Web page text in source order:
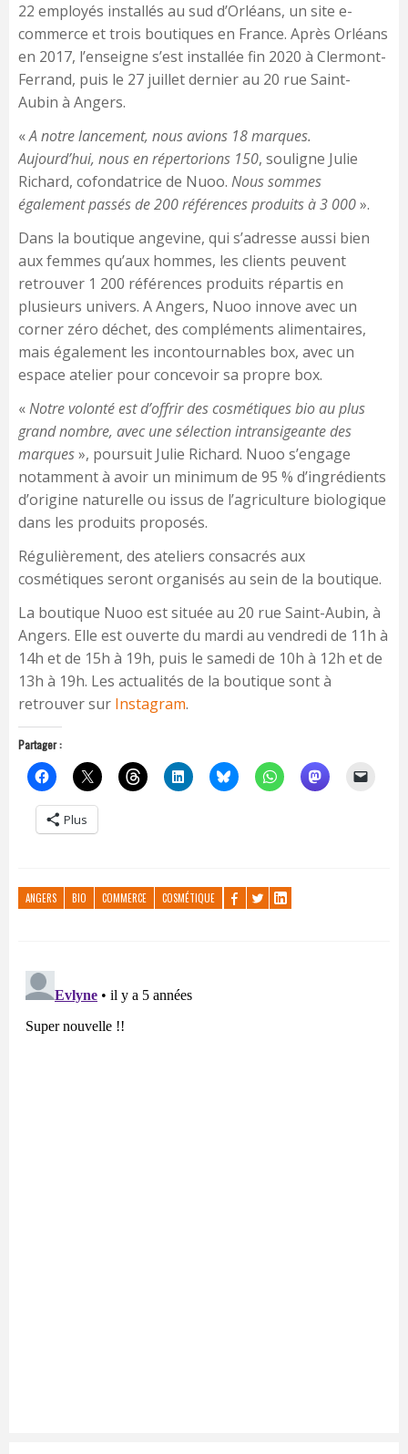
22 employés installés au sud d’Orléans, un site e-
commerce et trois boutiques en France. Après Orléans
en 2017, l’enseigne s’est installée fin 2020 à Clermont-
Ferrand, puis le 27 juillet dernier au 20 rue Saint-
Aubin à Angers.
«A notre lancement, nous avions 18 marques.
Aujourd’hui, nous en répertorions 150, souligne Julie
Richard, cofondatrice de Nuoo. Nous sommes
également passés de 200 références produits à 3 000».
Dans la boutique angevine, qui s’adresse aussi bien
aux femmes qu’aux hommes, les clients peuvent
retrouver 1 200 références produits répartis en
plusieurs univers. A Angers, Nuoo innove avec un
corner zéro déchet, des compléments alimentaires,
mais également les incontournables box, avec un
espace atelier pour concevoir sa propre box.
«Notre volonté est d’offrir des cosmétiques bio au plus
grand nombre, avec une sélection intransigeante des
marques», poursuit Julie Richard. Nuoo s’engage
notamment à avoir un minimum de 95 % d’ingrédients
d’origine naturelle ou issus de l’agriculture biologique
dans les produits proposés.
Régulièrement, des ateliers consacrés aux
cosmétiques seront organisés au sein de la boutique.
La boutique Nuoo est située au 20 rue Saint-Aubin, à
Angers. Elle est ouverte du mardi au vendredi de 11h à
14h et de 15h à 19h, puis le samedi de 10h à 12h et de
13h à 19h. Les actualités de la boutique sont à
retrouver sur Instagram.
Partager :
Plus
ANGERS BIO COMMERCE COSMÉTIQUE